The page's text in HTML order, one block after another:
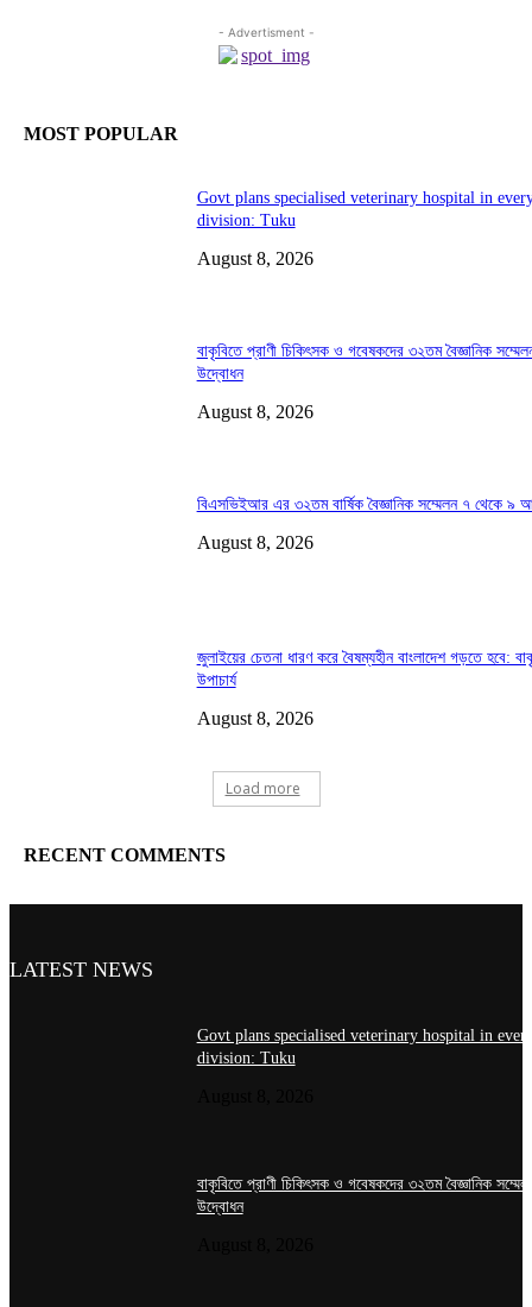
- Advertisment -
MOST POPULAR
Govt plans specialised veterinary hospital in
division: Tuku
August 8, 2026
বাকৃবিতে প্রাণী চিকিৎসক ও গবেষকদের ৩২তম বৈজ্ঞানিক
উদ্বোধন
August 8, 2026
বিএসভিইআর এর ৩২তম বার্ষিক বৈজ্ঞানিক সম্মেলন ৭ থেকে ৯
August 8, 2026
জুলাইয়ের চেতনা ধারণ করে বৈষম্যহীন বাংলাদেশ গড়তে হবে:
উপাচার্য
August 8, 2026
Load more
RECENT COMMENTS
LATEST NEWS
Govt plans specialised veterinary hospital in
division: Tuku
বাকৃবিতে প্রাণী চিকিৎসক ও গবেষকদের ৩২তম বৈজ্ঞানিক
উদ্বোধন